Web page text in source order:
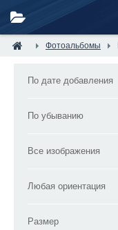
Фотоальбомы
По дате добавления
По убыванию
Все изображения
Любая ориентация
Размер